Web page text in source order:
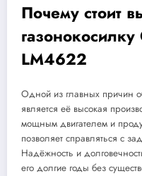
Почему стоит
LM4622
Одной из главных причин
является её высокая
мощным двигателем и
позволяет справляться с
Надёжность и
его долгие годы без